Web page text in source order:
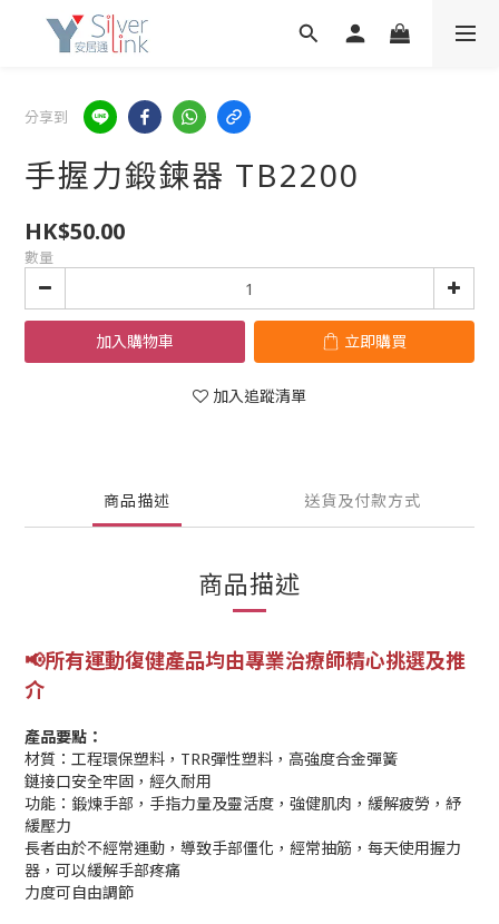
分享到
手握力鍛鍊器 TB2200
HK$50.00
數量
加入購物車 立即購買
加入追蹤清單
商品描述 送貨及付款方式
商品描述
📢所有運動復健產品均由專業治療師精心挑選及推
介
產品要點：
材質：工程環保塑料，TRR彈性塑料，高強度合金彈簧
鏈接口安全牢固，經久耐用
功能：鍛煉手部，手指力量及靈活度，強健肌肉，緩解疲勞，紓
緩壓力
長者由於不經常運動，導致手部僵化，經常抽筋，每天使用握力
器，可以緩解手部疼痛
力度可自由調節